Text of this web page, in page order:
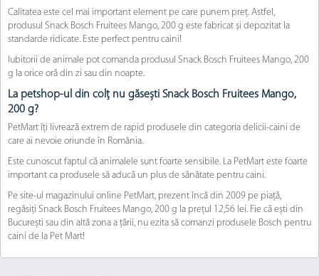
Calitatea este cel mai important element pe care punem preț. Astfel,
produsul Snack Bosch Fruitees Mango, 200 g este fabricat și depozitat la
standarde ridicate. Este perfect pentru caini!
Iubitorii de animale pot comanda produsul Snack Bosch Fruitees Mango, 200
g la orice oră din zi sau din noapte.
La petshop-ul din colț nu găsești Snack Bosch Fruitees Mango,
200 g?
PetMart îți livrează extrem de rapid produsele din categoria delicii-caini de
care ai nevoie oriunde în România.
Este cunoscut faptul că animalele sunt foarte sensibile. La PetMart este foarte
important ca produsele să aducă un plus de sănătate pentru caini.
Pe site-ul magazinului online PetMart, prezent încă din 2009 pe piață,
regăsiți Snack Bosch Fruitees Mango, 200 g la prețul 12,56 lei. Fie că ești din
București sau din altă zona a țării, nu ezita să comanzi produsele Bosch pentru
caini de la Pet Mart!